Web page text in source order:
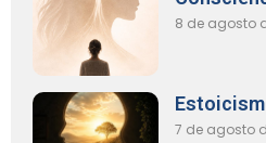
8 de agosto
7 de agosto